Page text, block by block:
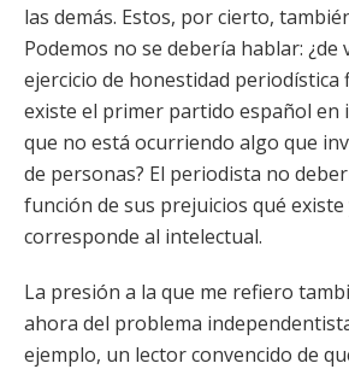
las demás. Estos, por cierto,
Podemos no se debería hablar: ¿de
ejercicio de honestidad periodística
existe el primer partido español en
que no está ocurriendo algo que
de personas? El periodista no
función de sus prejuicios qué existe
corresponde al intelectual.
La presión a la que me refiero
ahora del problema
ejemplo, un lector convencido de